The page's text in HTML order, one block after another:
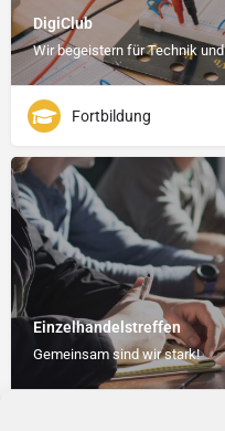
DigiClub
Wir begeistern für Technik
Fortbildung
Einzelhandelstreffen
Gemeinsam sind wir stark!